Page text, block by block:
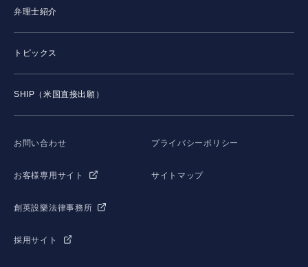
弁理士紹介
トピックス
SHIP（米国直接出願）
お問い合わせ
お客様専用サイト
創英設樂法律事務所
採用サイト
プライバシーポリシー
サイトマップ